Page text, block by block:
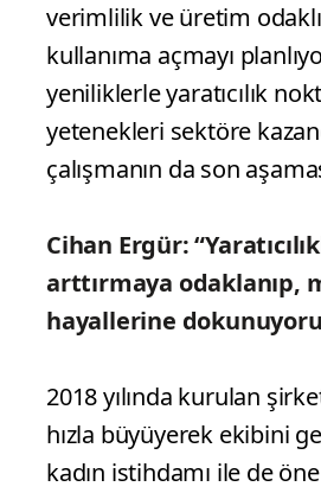
verimlilik ve üretim
kullanıma açmayı
yeniliklerle yaratıcılık
yetenekleri sektöre
çalışmanın da son
Cihan Ergür:
arttırmaya odaklanıp,
hayallerine
2018 yılında kurulan
hızla büyüyerek ekibini
kadın istihdamı ile de öne